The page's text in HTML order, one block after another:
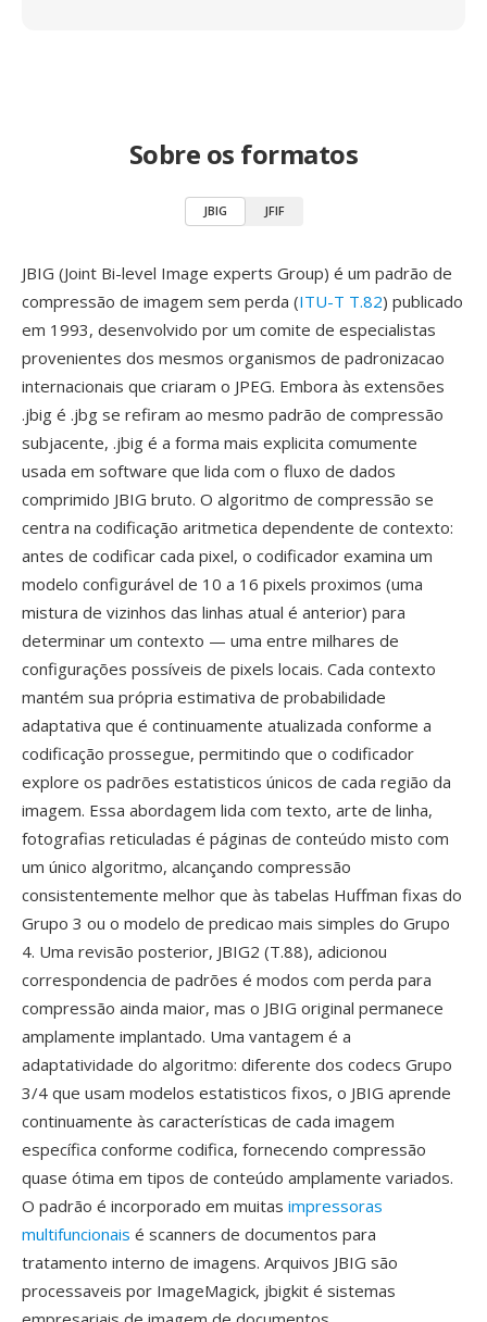
Sobre os formatos
JBIG JFIF
JBIG (Joint Bi-level Image experts Group) é um padrão de
compressão de imagem sem perda (ITU-T T.82) publicado
em 1993, desenvolvido por um comite de especialistas
provenientes dos mesmos organismos de padronizacao
internacionais que criaram o JPEG. Embora às extensões
.jbig é .jbg se refiram ao mesmo padrão de compressão
subjacente, .jbig é a forma mais explicita comumente
usada em software que lida com o fluxo de dados
comprimido JBIG bruto. O algoritmo de compressão se
centra na codificação aritmetica dependente de contexto:
antes de codificar cada pixel, o codificador examina um
modelo configurável de 10 a 16 pixels proximos (uma
mistura de vizinhos das linhas atual é anterior) para
determinar um contexto — uma entre milhares de
configurações possíveis de pixels locais. Cada contexto
mantém sua própria estimativa de probabilidade
adaptativa que é continuamente atualizada conforme a
codificação prossegue, permitindo que o codificador
explore os padrões estatisticos únicos de cada região da
imagem. Essa abordagem lida com texto, arte de linha,
fotografias reticuladas é páginas de conteúdo misto com
um único algoritmo, alcançando compressão
consistentemente melhor que às tabelas Huffman fixas do
Grupo 3 ou o modelo de predicao mais simples do Grupo
4. Uma revisão posterior, JBIG2 (T.88), adicionou
correspondencia de padrões é modos com perda para
compressão ainda maior, mas o JBIG original permanece
amplamente implantado. Uma vantagem é a
adaptatividade do algoritmo: diferente dos codecs Grupo
3/4 que usam modelos estatisticos fixos, o JBIG aprende
continuamente às características de cada imagem
específica conforme codifica, fornecendo compressão
quase ótima em tipos de conteúdo amplamente variados.
O padrão é incorporado em muitas impressoras
multifuncionais é scanners de documentos para
tratamento interno de imagens. Arquivos JBIG são
processaveis por ImageMagick, jbigkit é sistemas